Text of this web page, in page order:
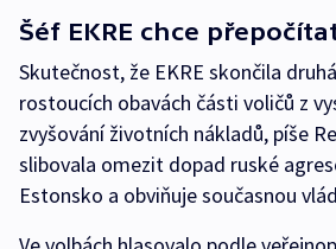
Šéf EKRE chce
Skutečnost, že EKRE skončila
rostoucích obavách části voličů z
zvyšování životních nákladů, píše
slibovala omezit dopad ruské
Estonsko a obviňuje současnou